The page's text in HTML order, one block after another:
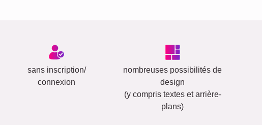
sans inscription/
connexion
nombreuses possibilités de
design
(y compris textes et arrière-
plans)